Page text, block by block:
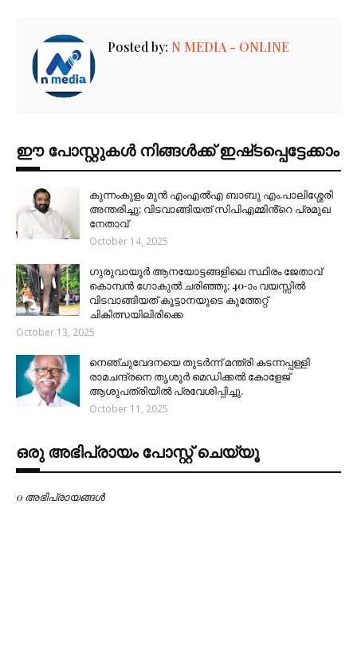
Posted by: N MEDIA - ONLINE
ഈ പോസ്റ്റുകൾ നിങ്ങൾക്ക് ഇഷ്‌‌ടപ്പെട്ടേക്കാം
കുന്നംകുളം മുൻ എംഎൽഎ ബാബു എം.പാലിശ്ശേരി
അന്തരിച്ചു; വിടവാങ്ങിയത് സിപിഎമ്മിൻ്റെ പ്രമുഖ
നേതാവ്
October 14, 2025
ഗുരുവായൂർ ആനയോട്ടങ്ങളിലെ സ്ഥിരം ജേതാവ്
കൊമ്പൻ ഗോകുൽ ചരിഞ്ഞു; 40-ാം വയസ്സിൽ
വിടവാങ്ങിയത് കൂട്ടാനയുടെ കുത്തേറ്റ്
ചികിത്സയിലിരിക്കെ
October 13, 2025
നെഞ്ചുവേദനയെ തുടർന്ന് മന്ത്രി കടന്നപ്പള്ളി
രാമചന്ദ്രനെ തൃശൂർ മെഡിക്കൽ കോളേജ്
ആശുപത്രിയിൽ പ്രവേശിപ്പിച്ചു.
October 11, 2025
ഒരു അഭിപ്രായം പോസ്റ്റ് ചെയ്യൂ
0 അഭിപ്രായങ്ങള്‍